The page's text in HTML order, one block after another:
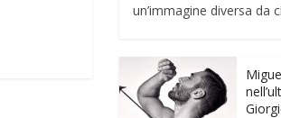
un’immagine diversa da